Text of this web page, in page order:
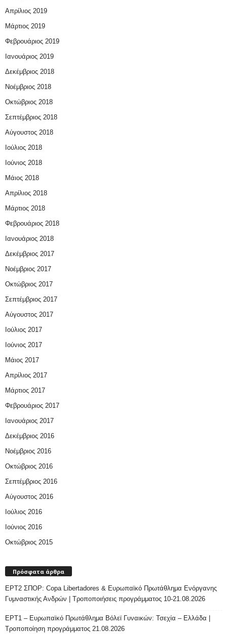
Απρίλιος 2019
Μάρτιος 2019
Φεβρουάριος 2019
Ιανουάριος 2019
Δεκέμβριος 2018
Νοέμβριος 2018
Οκτώβριος 2018
Σεπτέμβριος 2018
Αύγουστος 2018
Ιούλιος 2018
Ιούνιος 2018
Μάιος 2018
Απρίλιος 2018
Μάρτιος 2018
Φεβρουάριος 2018
Ιανουάριος 2018
Δεκέμβριος 2017
Νοέμβριος 2017
Οκτώβριος 2017
Σεπτέμβριος 2017
Αύγουστος 2017
Ιούλιος 2017
Ιούνιος 2017
Μάιος 2017
Απρίλιος 2017
Μάρτιος 2017
Φεβρουάριος 2017
Ιανουάριος 2017
Δεκέμβριος 2016
Νοέμβριος 2016
Οκτώβριος 2016
Σεπτέμβριος 2016
Αύγουστος 2016
Ιούλιος 2016
Ιούνιος 2016
Οκτώβριος 2015
Πρόσφατα άρθρα
ΕΡΤ2 ΣΠΟΡ: Copa Libertadores & Ευρωπαϊκό Πρωτάθλημα Ενόργανης
Γυμναστικής Ανδρών | Τροποποιήσεις προγράμματος 10-21.08.2026
ΕΡΤ1 – Ευρωπαϊκό Πρωτάθλημα Βόλεϊ Γυναικών: Τσεχία – Ελλάδα |
Τροποποίηση προγράμματος 21.08.2026